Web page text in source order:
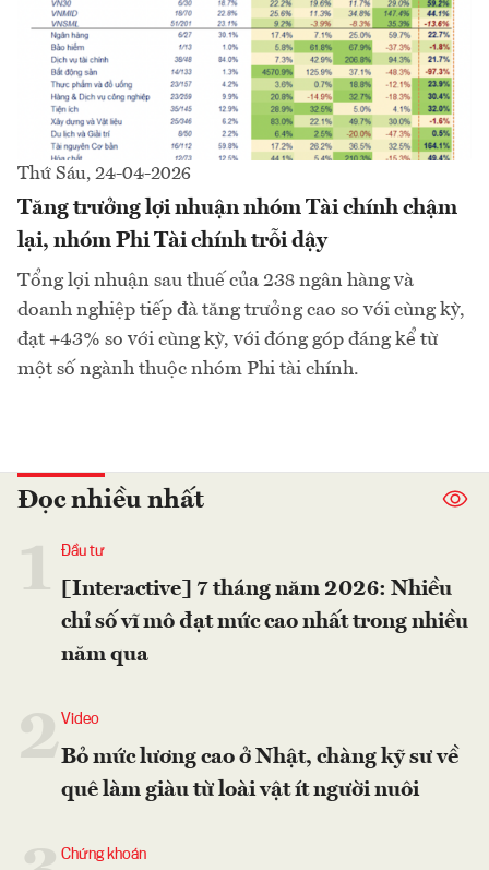
Thứ Sáu, 24-04-2026
Tăng trưởng lợi nhuận nhóm Tài chính chậm
lại, nhóm Phi Tài chính trỗi dậy
Tổng lợi nhuận sau thuế của 238 ngân hàng và
doanh nghiệp tiếp đà tăng trưởng cao so với cùng kỳ,
đạt +43% so với cùng kỳ, với đóng góp đáng kể từ
một số ngành thuộc nhóm Phi tài chính.
Đọc nhiều nhất
Đầu tư
[Interactive] 7 tháng năm 2026: Nhiều
chỉ số vĩ mô đạt mức cao nhất trong nhiều
năm qua
2Video
Bỏ mức lương cao ở Nhật, chàng kỹ sư về
quê làm giàu từ loài vật ít người nuôi
Chứng khoán